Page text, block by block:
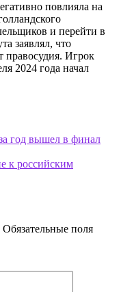
повлияла на
и перейти в
заявлял, что
правосудия. Игрок
2024 года начал
год вышел в финал
к российским
Обязательные поля